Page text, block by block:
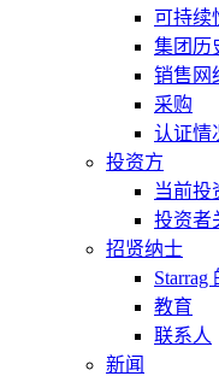
可持续
集团历
销售网
采购
认证情
投资方
当前投
投资者
招贤纳士
Starrag
教育
联系人
新闻